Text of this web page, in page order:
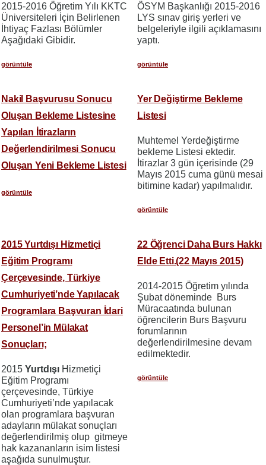
2015-2016 Öğretim Yılı KKTC
Üniversiteleri İçin Belirlenen
İhtiyaç Fazlası Bölümler
Aşağıdaki Gibidir.
görüntüle
ÖSYM Başkanlığı 2015-2016
LYS sınav giriş yerleri ve
belgeleriyle ilgili açıklamasını
yaptı.
görüntüle
Nakil Başvurusu Sonucu
Oluşan Bekleme Listesine
Yapılan İtirazların
Değerlendirilmesi Sonucu
Oluşan Yeni Bekleme Listesi
görüntüle
Yer Değiştirme Bekleme
Listesi
Muhtemel Yerdeğiştirme
bekleme Listesi ektedir.
İtirazlar 3 gün içerisinde (29
Mayıs 2015 cuma günü mesai
bitimine kadar) yapılmalıdır.
görüntüle
2015 Yurtdışı Hizmetiçi
Eğitim Programı
Çerçevesinde, Türkiye
Cumhuriyeti’nde Yapılacak
Programlara Başvuran İdari
Personel’in Mülakat
Sonuçları;
2015 Yurtdışı Hizmetiçi
Eğitim Programı
çerçevesinde, Türkiye
Cumhuriyeti’nde yapılacak
olan programlara başvuran
adayların mülakat sonuçları
değerlendirilmiş olup gitmeye
hak kazananların isim listesi
aşağıda sunulmuştur.
22 Öğrenci Daha Burs Hakkı
Elde Etti.(22 Mayıs 2015)
2014-2015 Öğretim yılında
Şubat döneminde Burs
Müracaatında bulunan
öğrencilerin Burs Başvuru
forumlarının
değerlendirilmesine devam
edilmektedir.
görüntüle